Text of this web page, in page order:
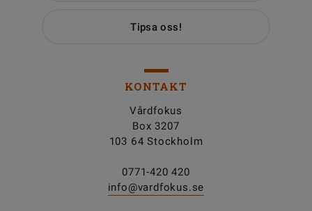
Tipsa oss!
KONTAKT
Vårdfokus
Box 3207
103 64 Stockholm
0771-420 420
info@vardfokus.se